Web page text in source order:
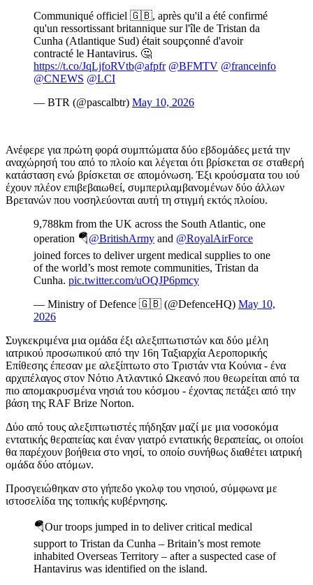
Communiqué officiel 🇬🇧, après qu'il a été confirmé
qu'un ressortissant britannique sur l'île de Tristan da
Cunha (Atlantique Sud) était soupçonné d'avoir
contracté le Hantavirus. 🤔
https://t.co/JqLjfoRVtb@afpfr @BFMTV @franceinfo
@CNEWS @LCI
— BTR (@pascalbtr) May 10, 2026
Ανέφερε για πρώτη φορά συμπτώματα δύο εβδομάδες μετά την
αναχώρησή του από το πλοίο και λέγεται ότι βρίσκεται σε σταθερή
κατάσταση ενώ βρίσκεται σε απομόνωση. Έξι κρούσματα του ιού
έχουν πλέον επιβεβαιωθεί, συμπεριλαμβανομένων δύο άλλων
Βρετανών που νοσηλεύονται αυτή τη στιγμή εκτός πλοίου.
9,788km from the UK across the South Atlantic, one
operation 🪂@BritishArmy and @RoyalAirForce
joined forces to deliver urgent medical supplies to one
of the world’s most remote communities, Tristan da
Cunha. pic.twitter.com/uOQJP6pmcy
— Ministry of Defence 🇬🇧 (@DefenceHQ) May 10,
2026
Συγκεκριμένα μια ομάδα έξι αλεξιπτωτιστών και δύο μέλη
ιατρικού προσωπικού από την 16η Ταξιαρχία Αεροπορικής
Επίθεσης έπεσαν με αλεξίπτωτο στο Τριστάν ντα Κούνια - ένα
αρχιπέλαγος στον Νότιο Ατλαντικό Ωκεανό που θεωρείται από τα
πιο απομακρυσμένα νησιά του κόσμου - έχοντας πετάξει από την
βάση της RAF Brize Norton.
Δύο από τους αλεξιπτωτιστές πήδηξαν μαζί με μια νοσοκόμα
εντατικής θεραπείας και έναν γιατρό εντατικής θεραπείας, οι οποίοι
θα παρέχουν βοήθεια στο νησί, το οποίο συνήθως διαθέτει ιατρική
ομάδα δύο ατόμων.
Προσγειώθηκαν στο γήπεδο γκολφ του νησιού, σύμφωνα με
ιστοσελίδα της τοπικής κυβέρνησης.
🪂Our troops jumped in to deliver critical medical
support to Tristan da Cunha – Britain’s most remote
inhabited Overseas Territory – after a suspected case of
Hantavirus was identified on the island.